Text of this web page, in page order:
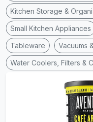
Kitchen Storage &
Small Kitchen Appliances
Tableware Vacuums
Water Coolers, Filters &